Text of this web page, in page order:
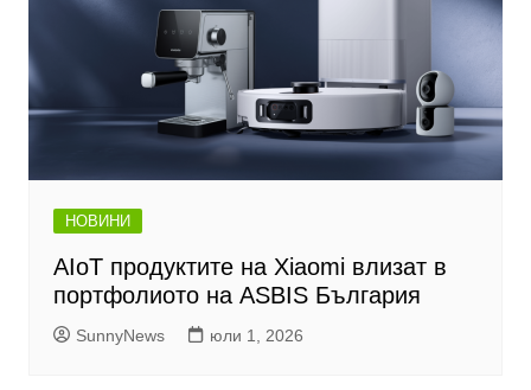
НОВИНИ
AIoT продуктите на Xiaomi влизат в
портфолиото на ASBIS България
SunnyNews юли 1, 2026